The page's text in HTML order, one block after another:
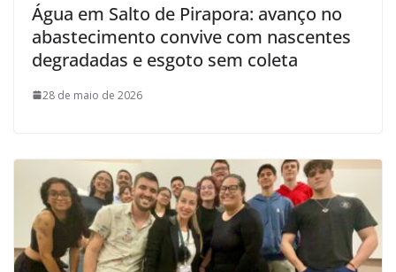
Água em Salto de Pirapora: avanço no
abastecimento convive com nascentes
degradadas e esgoto sem coleta
28 de maio de 2026